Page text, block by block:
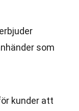
som
kunder att